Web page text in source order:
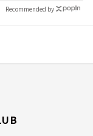
Recommended by